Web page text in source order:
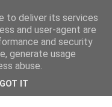
to deliver its services
and user-agent are
and security
generate usage
abuse.
GOT IT